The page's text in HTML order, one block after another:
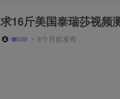
求16斤美国泰瑞莎视频
6个月前发布